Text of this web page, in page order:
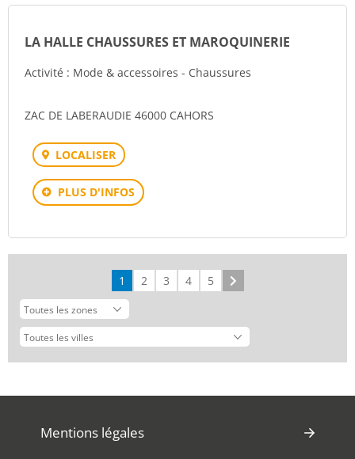
LA HALLE CHAUSSURES ET MAROQUINERIE
Activité : Mode & accessoires - Chaussures
ZAC DE LABERAUDIE 46000 CAHORS
LOCALISER
PLUS D'INFOS
1 2 3 4 5
Mentions légales